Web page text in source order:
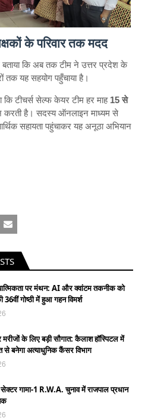
के परिवार तक मदद
कि अब तक टीम ने उत्तर प्रदेश के
तक यह सहयोग पहुँचाया है।
टीचर्स सेल्फ केयर टीम हर माह 15 से
करती है। सदस्य ऑनलाइन माध्यम से
सहायता पहुंचाकर यह अनूठा अभियान
पर मंथन: AI और क्वांटम तकनीक को
36वीं गोष्ठी में हुआ गहन विमर्श
के लिए बड़ी सौगात: कैलाश हॉस्पिटल में
से बनेगा अत्याधुनिक कैंसर विभाग
गामा-1 R.W.A. चुनाव में राजपाल प्रधान